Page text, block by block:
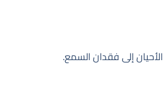
إلى فقدان السمع.